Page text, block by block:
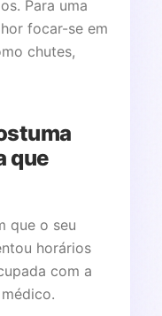
Para uma
focar-se em
chutes,
que
que o seu
horários
com a